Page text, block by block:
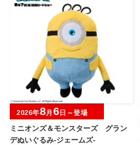
ミニオンズ＆モンスターズ グラン
デぬいぐるみ‐ジェームズ‐
2026年8月 6 日～登場